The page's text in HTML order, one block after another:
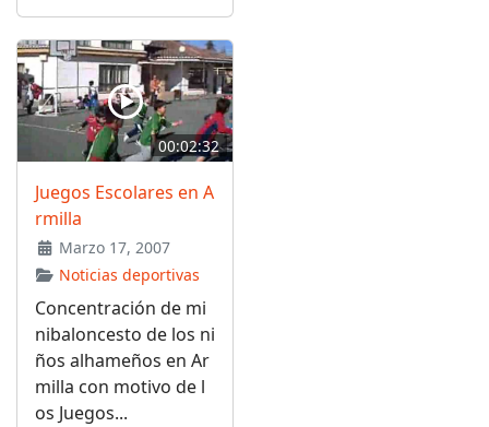
00:02:32
Juegos Escolares en A
rmilla
Marzo 17, 2007
Noticias deportivas
Concentración de mi
nibaloncesto de los ni
ños alhameños en Ar
milla con motivo de l
os Juegos...